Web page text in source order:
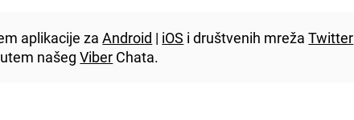
aplikacije zaAndroid | iOS i društvenih mrežaTwitter
našegViber Chata.